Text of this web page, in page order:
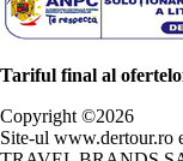
Tariful final al
Copyright ©2026
Site-ul www.dertour.ro